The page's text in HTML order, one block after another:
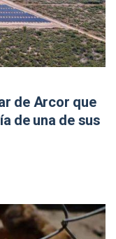
de Arcor que
de una de sus